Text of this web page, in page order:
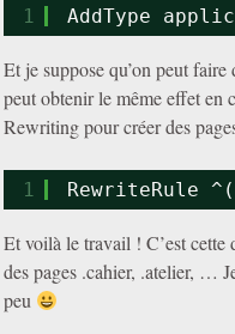
1 AddType
Et je suppose qu’on peut
peut obtenir le même effet en
Rewriting pour créer des
1 RewriteRule
Et voilà le travail ! C’est cette
des pages .cahier, .atelier, …
peu